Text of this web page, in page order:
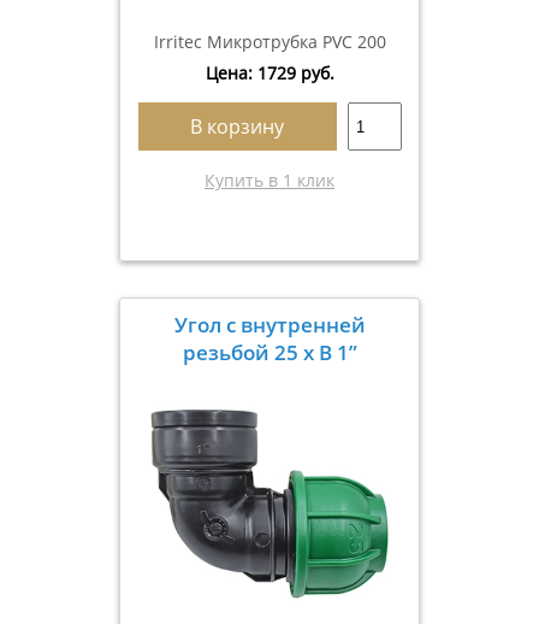
Irritec Микротрубка PVC 200
Цена: 1729 руб.
В корзину
Купить в 1 клик
Угол с внутренней
резьбой 25 х В 1”